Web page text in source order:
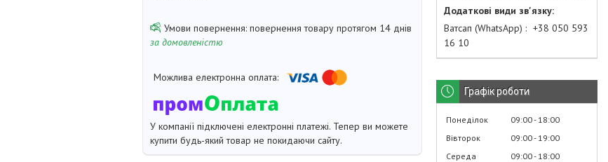
повернення товару протягом 14 днів
за домовленістю
У компанії підключені електронні платежі. Тепер ви можете
купити будь-який товар не покидаючи сайту.
Ватсап (WhatsApp)
+38 050 593
16 10
Графік роботи
Понеділок 09:00 18:00
Вівторок
09:00 19:00
Середа
09:00 18:00